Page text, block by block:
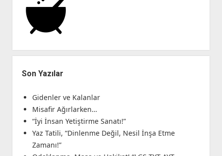
Son Yazılar
Gidenler ve Kalanlar
Misafir Ağırlarken…
“İyi İnsan Yetiştirme Sanatı!”
Yaz Tatili, “Dinlenme Değil, Nesil İnşa Etme
Zamanı!”